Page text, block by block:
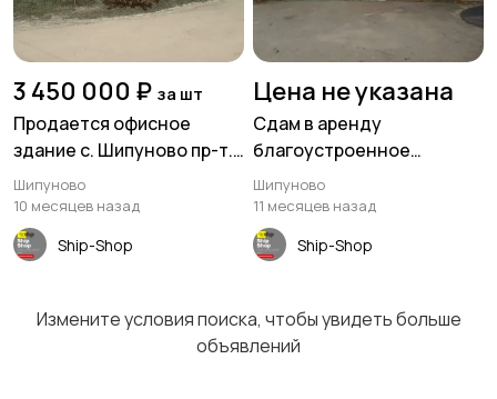
3 450 000 ₽ за шт
Продается офисное
здание с. Шипуново пр-т.
Комсомольский 87,
площадь 228 м²
Шипуново
10 месяцев назад
Ship-Shop
Цена не указана
Сдам в аренду
благоустроенное
помещение 46 кв м.
Шипуново
Шипуново
11 месяцев назад
Ship-Shop
Измените условия поиска, чтобы увидеть больше
объявлений